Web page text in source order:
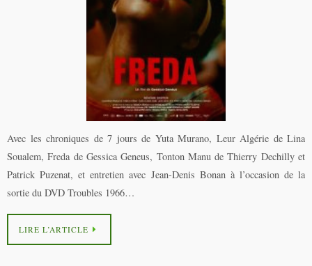
Avec les chroniques de 7 jours de Yuta Murano, Leur Algérie de Lina
Soualem, Freda de Gessica Geneus, Tonton Manu de Thierry Dechilly et
Patrick Puzenat, et entretien avec Jean-Denis Bonan à l’occasion de la
sortie du DVD Troubles 1966…
LIRE L’ARTICLE